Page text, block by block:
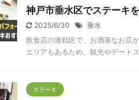
神戸市垂水区でステーキ
2025/6/30
垂水
飲食店の激戦区で、お洒落なお店
エリアもあるため、観光やデート
ステーキ